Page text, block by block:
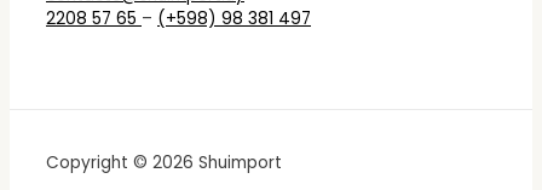
2208 57 65 – (+598) 98 381 497
Copyright © 2026 Shuimport